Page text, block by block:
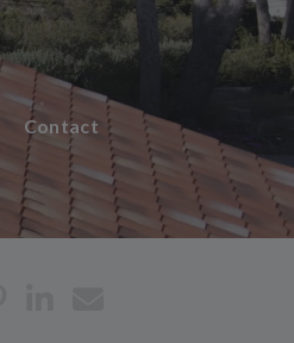
Contact